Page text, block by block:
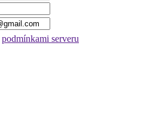
podmínkami serveru